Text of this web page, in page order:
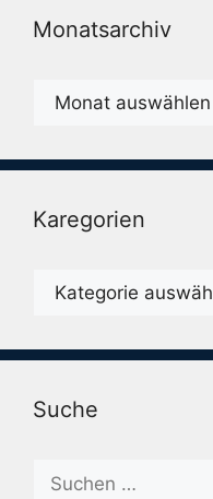
Monatsarchiv
Monatsarchiv
Karegorien
Karegorien
Suche
Suche